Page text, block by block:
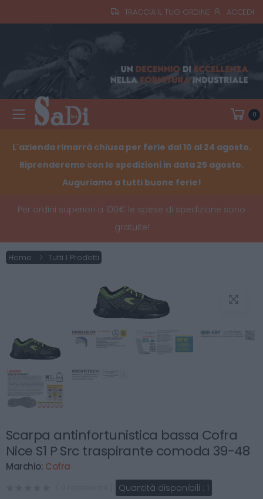
TRACCIA IL TUO ORDINE ACCEDI
Toggle mobile menu 0
L'azienda rimarrà chiusa per ferie dal 10 al 24 agosto.
Riprenderemo con le spedizioni in data 25 agosto.
Auguriamo a tutti buone ferie!
Per ordini superiori a 100€ le spese di spedizione sono
gratuite!
Home Tutti I Prodotti
Scarpa antinfortunistica bassa Cofra
Nice S1 P Src traspirante comoda 39-48
Marchio: Cofra
Quantità disponibili : 1